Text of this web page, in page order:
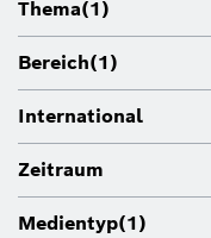
Thema(1)
Bereich(1)
International
Zeitraum
Medientyp(1)